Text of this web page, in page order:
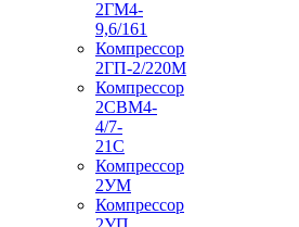
2ГМ4-
9,6/161
Компрессор
2ГП-2/220М
Компрессор
2СВМ4-
4/7-
21С
Компрессор
2УМ
Компрессор